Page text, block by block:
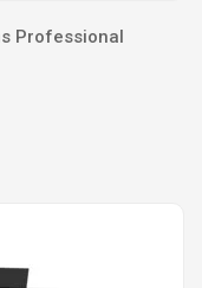
Professional